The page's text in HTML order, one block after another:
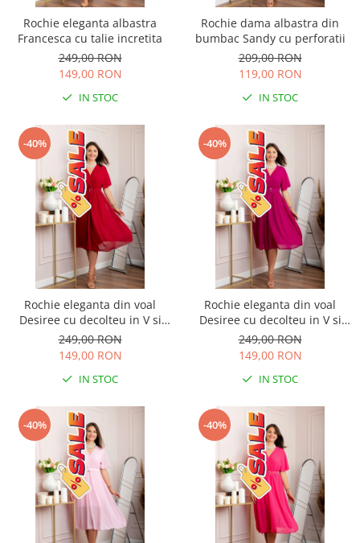
Rochie eleganta albastra
Francesca cu talie incretita
249,00 RON
149,00 RON
IN STOC
Rochie dama albastra din
bumbac Sandy cu perforatii
209,00 RON
119,00 RON
IN STOC
-40%
Rochie eleganta din voal
Desiree cu decolteu in V si
curea - Grena
249,00 RON
149,00 RON
IN STOC
-40%
Rochie eleganta din voal
Desiree cu decolteu in V si
curea - Fuchsia
249,00 RON
149,00 RON
IN STOC
-40% -40%